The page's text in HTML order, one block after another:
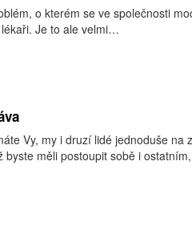
o kterém se ve společnosti
Je to ale velmi…
Vy, my i druzí lidé jednoduše na
byste měli postoupit sobě i